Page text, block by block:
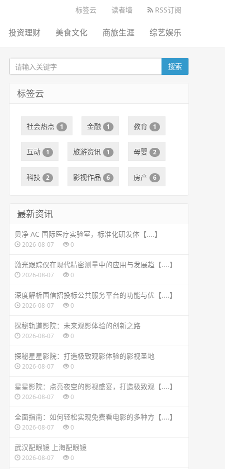
标签云 读者墙 RSS订阅
投资理财 美食文化 商旅生涯 综艺娱乐
搜索
标签云
社会热点 1 金融 1 教育 1
互动 1 旅游资讯 1 母婴 2
科技 2 影视作品 6 房产 6
最新资讯
贝净 AC 国际医疗实验室，标准化研发体【....】
2026-08-07 0
激光跟踪仪在现代精密测量中的应用与发展趋【....】
2026-08-07 0
深度解析国信招投标公共服务平台的功能与优【....】
2026-08-07 0
探秘轨道影院：未来观影体验的创新之路
2026-08-07 0
探秘星星影院：打造极致观影体验的影视圣地
2026-08-07 0
星星影院：点亮夜空的影视盛宴，打造极致观【....】
2026-08-07 0
全面指南：如何轻松实现免费看电影的多种方【....】
2026-08-07 0
武汉配眼镜 上海配眼镜
2026-08-07 0